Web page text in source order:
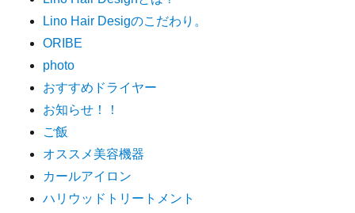
Lino Hair Desigのこだわり。
ORIBE
photo
おすすめドライヤー
お知らせ！！
ご飯
オススメ美容機器
カールアイロン
ハリウッドトリートメント